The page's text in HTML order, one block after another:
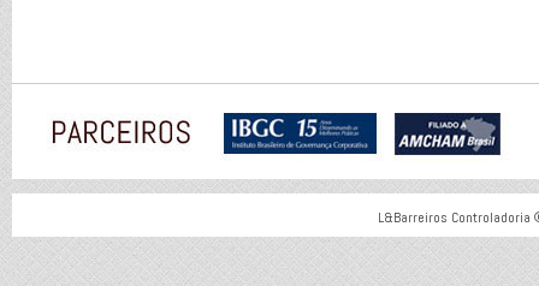
L&Barreiros